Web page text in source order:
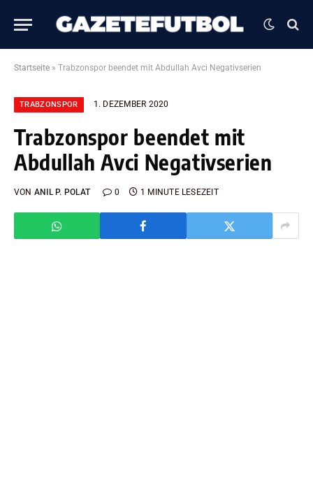
Startseite » Trabzonspor beendet mit Abdullah Avci Negativserien
TRABZONSPOR 1. DEZEMBER 2020
Trabzonspor beendet mit
Abdullah Avci Negativserien
VON ANIL P. POLAT 0 1 MINUTE LESEZEIT